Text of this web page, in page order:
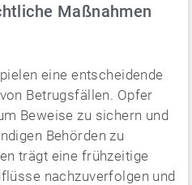
Maßnahmen
eine entscheidende
Betrugsfällen. Opfer
Beweise zu sichern und
Behörden zu
trägt eine frühzeitige
nachzuverfolgen und